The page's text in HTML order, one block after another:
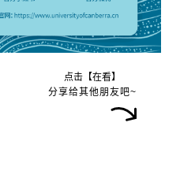
点击【在看】
分享给其他朋友吧~